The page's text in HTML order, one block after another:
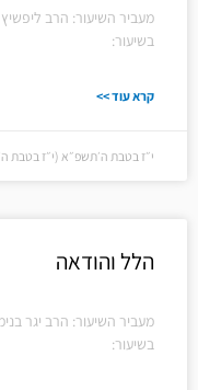
מעביר השיעור: הרב
בשיעור:
קרא עוד >>
י״ז בטבת ה׳תשפ״א (י״ז בטבת
הלל והודאה
מעביר השיעור: הרב יגר
בשיעור: